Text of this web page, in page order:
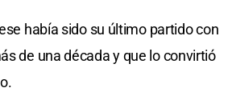
había sido su último partido con
de una década y que lo convirtió